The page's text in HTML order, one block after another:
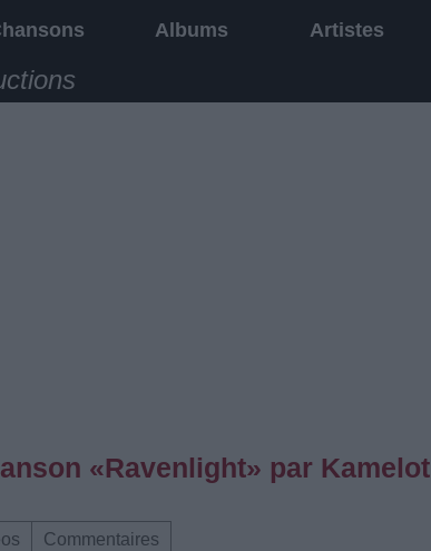
Albums Artistes
«Ravenlight» par Kamelot
Commentaires